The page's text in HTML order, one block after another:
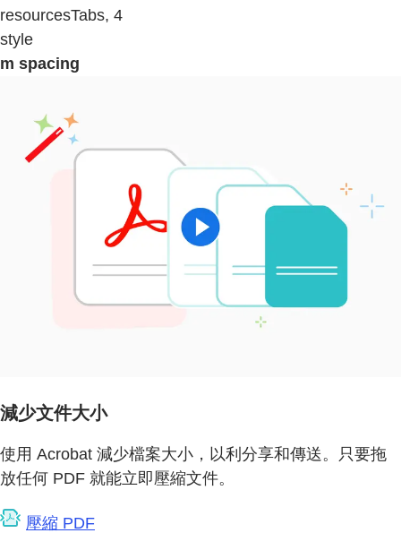
resourcesTabs, 4
style
m spacing
減少文件大小
使用 Acrobat 減少檔案大小，以利分享和傳送。只要拖
放任何 PDF 就能立即壓縮文件。
壓縮 PDF